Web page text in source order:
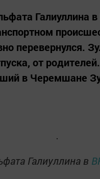
Галиуллина
перевернулся.
от
в Черемшане
Галиуллина в